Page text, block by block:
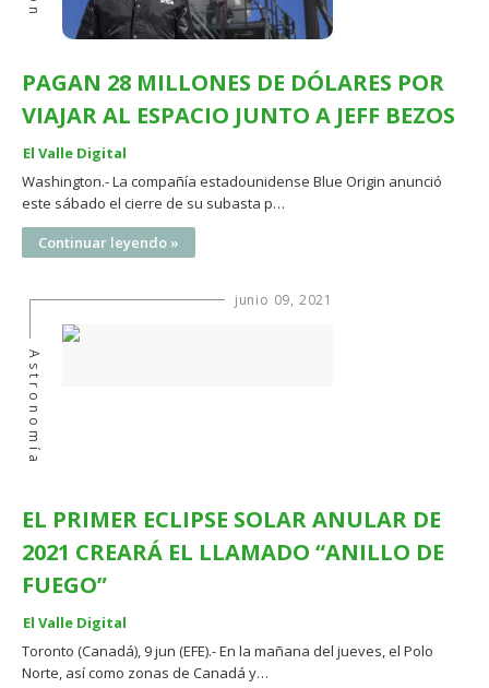
PAGAN 28 MILLONES DE DÓLARES POR
VIAJAR AL ESPACIO JUNTO A JEFF BEZOS
El Valle Digital
Washington.- La compañía estadounidense Blue Origin anunció
este sábado el cierre de su subasta p…
Continuar leyendo »
junio 09, 2021
Astronomía
EL PRIMER ECLIPSE SOLAR ANULAR DE
2021 CREARÁ EL LLAMADO “ANILLO DE
FUEGO”
El Valle Digital
Toronto (Canadá), 9 jun (EFE).- En la mañana del jueves, el Polo
Norte, así como zonas de Canadá y…